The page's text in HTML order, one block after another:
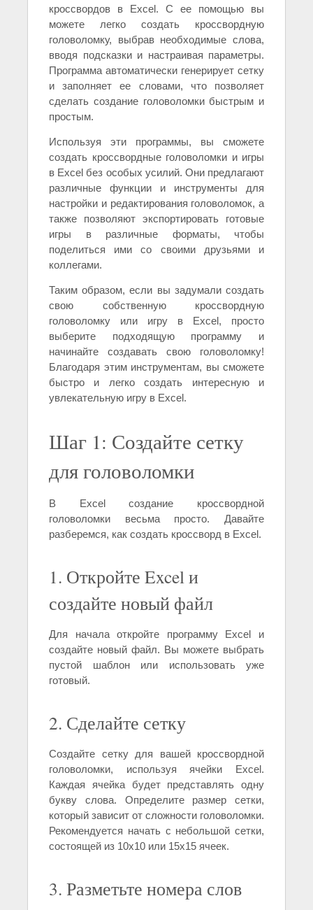
кроссвордов в Excel. С ее помощью вы
можете легко создать кроссвордную
головоломку, выбрав необходимые слова,
вводя подсказки и настраивая параметры.
Программа автоматически генерирует сетку
и заполняет ее словами, что позволяет
сделать создание головоломки быстрым и
простым.
Используя эти программы, вы сможете
создать кроссвордные головоломки и игры
в Excel без особых усилий. Они предлагают
различные функции и инструменты для
настройки и редактирования головоломок, а
также позволяют экспортировать готовые
игры в различные форматы, чтобы
поделиться ими со своими друзьями и
коллегами.
Таким образом, если вы задумали создать
свою собственную кроссвордную
головоломку или игру в Excel, просто
выберите подходящую программу и
начинайте создавать свою головоломку!
Благодаря этим инструментам, вы сможете
быстро и легко создать интересную и
увлекательную игру в Excel.
Шаг 1: Создайте сетку
для головоломки
В Excel создание кроссвордной
головоломки весьма просто. Давайте
разберемся, как создать кроссворд в Excel.
1. Откройте Excel и
создайте новый файл
Для начала откройте программу Excel и
создайте новый файл. Вы можете выбрать
пустой шаблон или использовать уже
готовый.
2. Сделайте сетку
Создайте сетку для вашей кроссвордной
головоломки, используя ячейки Excel.
Каждая ячейка будет представлять одну
букву слова. Определите размер сетки,
который зависит от сложности головоломки.
Рекомендуется начать с небольшой сетки,
состоящей из 10x10 или 15x15 ячеек.
3. Разметьте номера слов